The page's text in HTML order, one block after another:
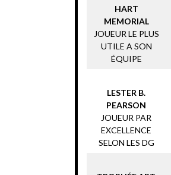
HART
MEMORIAL
JOUEUR LE PLUS
UTILE A SON
ÉQUIPE
LESTER B.
PEARSON
JOUEUR PAR
EXCELLENCE
SELON LES DG